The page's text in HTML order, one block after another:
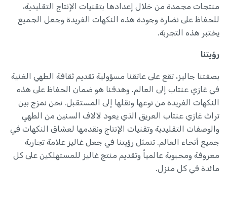
منتجات مجمدة من خلال إعدادها بتقنيات الإنتاج التقليدية،
للحفاظ على نضارة وجودة هذه النكهات الفريدة وجعل الجميع
يختبر هذه التجربة.
رؤيتنا
بصفتنا جاليز، تقع على عاتقنا مسؤولية تقديم ثقافة الطهي الغنية
في غازي عنتاب إلى العالم. وهدفنا هو ضمان الحفاظ على هذه
النكهات الفريدة من نوعها ونقلها إلى المستقبل. نحن نمزج بين
تراث غازي عنتاب العريق الذي يعود لآلاف السنين من الطهي
والوصفات التقليدية وتقنيات الإنتاج ونقدمها لعشاق النكهات في
جميع أنحاء العالم. تتمثل رؤيتنا في جعل غاليز علامة تجارية
معروفة ومحبوبة عالمياً وتقديم منتج غاليز للمستهلكين على كل
مائدة في كل منزل.